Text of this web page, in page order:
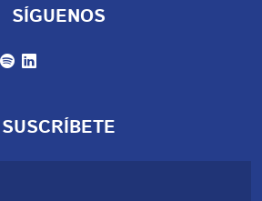
SÍGUENOS
SUSCRÍBETE